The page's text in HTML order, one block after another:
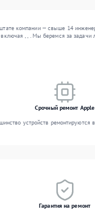
компании — свыше 14
, , . Мы беремся за
Срочный ремонт Apple
устройств ремонтируются
Гарантия на ремонт